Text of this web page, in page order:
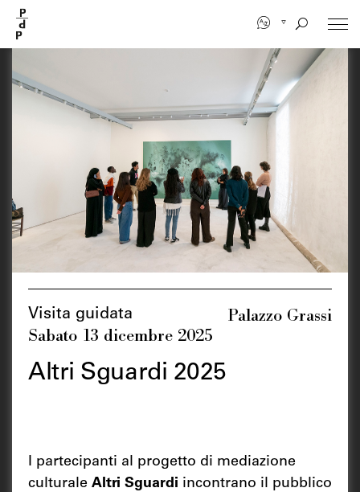
contenuto
principale
Visita guidata
Sabato 13 dicembre 2025
Palazzo Grassi
Altri Sguardi 2025
I partecipanti al progetto di mediazione
culturale Altri Sguardi incontrano il pubblico